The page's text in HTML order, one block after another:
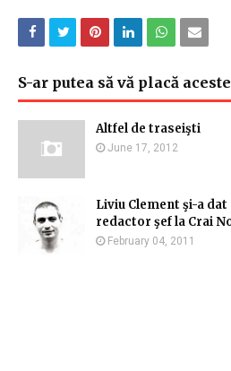
S-ar putea să vă placă
Altfel de traseişti
June 17, 2012
Liviu Clement şi-a
redactor şef la Crai
February 04, 2011